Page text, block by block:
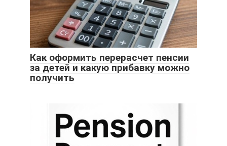
Как оформить перерасчет пенсии
за детей и какую прибавку можно
получить